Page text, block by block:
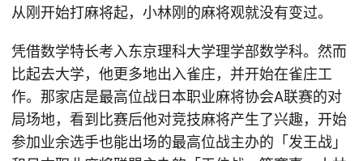
从刚开始打麻将起，小林刚的麻将观就没有变过。
凭借数学特长考入东京理科大学理学部数学科。然而
比起去大学，他更多地出入雀庄，并开始在雀庄工
作。那家店是最高位战日本职业麻将协会A联赛的对
局场地，看到比赛后他对竞技麻将产生了兴趣，开始
参加业余选手也能出场的最高位战主办的「发王战」